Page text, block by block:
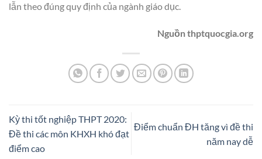
lẫn theo đúng quy định của ngành giáo dục.
Nguồn thptquocgia.org
Kỳ thi tốt nghiệp THPT 2020:
Đề thi các môn KHXH khó đạt
điểm cao
Điểm chuẩn ĐH tăng vì đề thi
năm nay dễ